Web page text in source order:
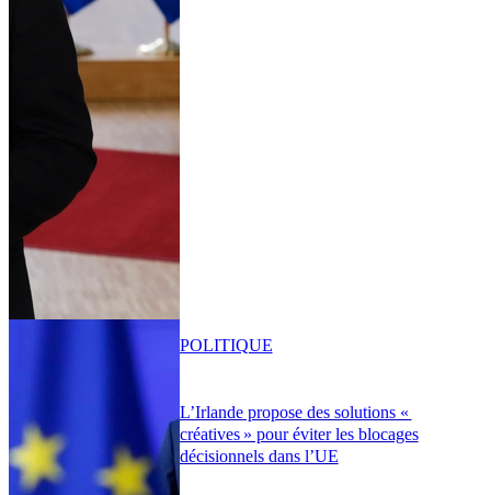
L’Irlande propose des solutions «
créatives » pour éviter les blocages
décisionnels dans l’UE
POLITIQUE